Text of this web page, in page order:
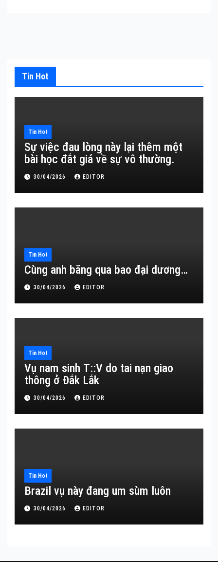
Tin Hot
Tin Hot
Sự việc đau lòng này lại thêm một
bài học đắt giá về sự vô thường.
30/04/2026 EDITOR
Tin Hot
Cùng anh băng qua bao đại dương…
30/04/2026 EDITOR
Tin Hot
Vụ nam sinh T::V do tai nạn giao
thông ở Đắk Lắk
30/04/2026 EDITOR
Tin Hot
Brazil vụ này đang um sùm luôn
30/04/2026 EDITOR